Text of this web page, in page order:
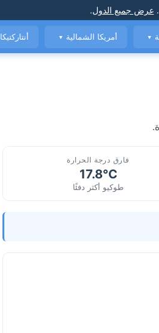
. عرض جميع الدول.
▼ أمريكا الشمالية ▼ أنتاركتيكا
فارق درجة الحرارة
17.8°C
طوكيو أكثر دفئًا